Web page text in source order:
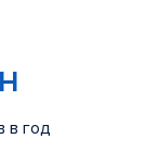
в год